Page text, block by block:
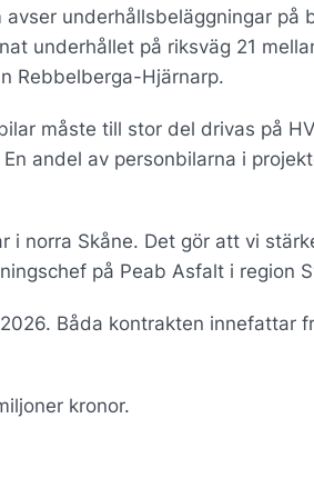
underhållsbeläggningar på
underhållet på riksväg 21
Rebbelberga-Hjärnarp.
måste till stor del drivas på
andel av personbilarna i
i norra Skåne. Det gör att vi
på Peab Asfalt i region
Båda kontrakten innefattar
kronor.